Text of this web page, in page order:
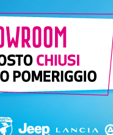
Benzina
CV S&S ICON